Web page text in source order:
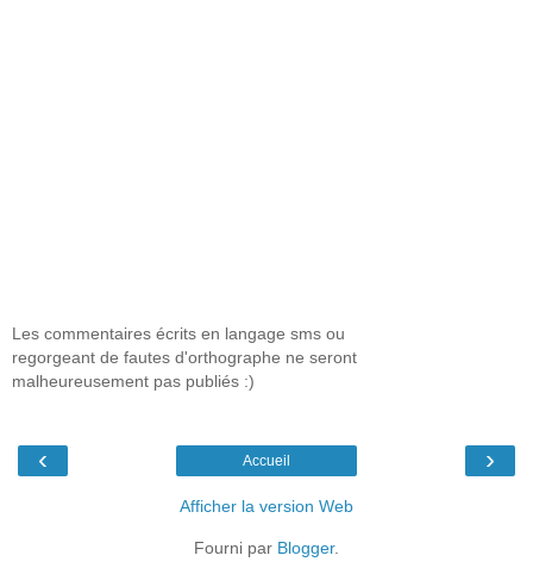
Les commentaires écrits en langage sms ou
regorgeant de fautes d'orthographe ne seront
malheureusement pas publiés :)
‹ ›
Accueil
Afficher la version Web
Fourni par Blogger.